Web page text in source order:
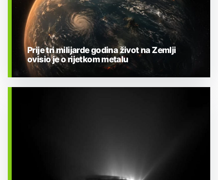
Prije tri milijarde godina život na Zemlji
ovisio je o rijetkom metalu